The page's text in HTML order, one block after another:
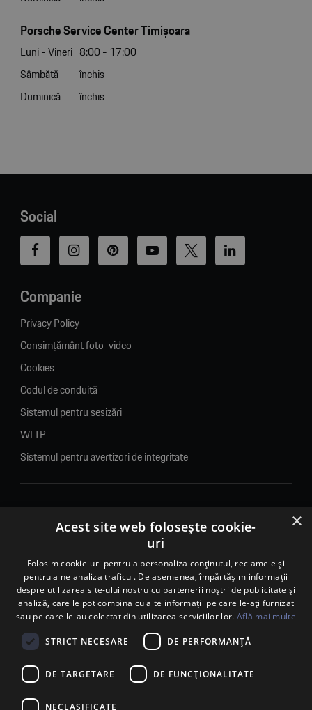
Porsche Service Center Timișoara
Luni - Vineri 8:00 - 17:00
Sâmbătă
închis
Duminică
închis
Social
Companie
Privacy Policy
Consimțământ foto-video
Cookies
Codul de conduită
Sistemul pentru sesizări
WLTP
Sistemul pentru avertizori de integritate
© 2026. Porsche Inter Auto Romania. Toate drepturile rezervate.
Porsche Inter Auto Romania SRL
RO22188461 J2007002067233
B-dul Pipera, nr. 2, Sala 1, Etaj 2, Voluntari, jud.Ilfov - sediu
social
B-dul Pipera, nr. 1/X, Centrul Porsche București – PCB,
Voluntari, jud. Ilfov – punct de lucru
Calea Lugojului, nr. 136, loc. Ghiroda, jud. Timiș – punct de
×
Acest site web folosește cookie-
uri
Folosim cookie-uri pentru a personaliza conținutul, reclamele și
pentru a ne analiza traficul. De asemenea, împărtășim informații
despre utilizarea site-ului nostru cu partenerii noștri de publicitate și
analiză, care le pot combina cu alte informații pe care le-ați furnizat
sau pe care le-au colectat din utilizarea serviciilor lor. Află mai multe
STRICT NECESARE DE PERFORMANȚĂ
DE TARGETARE DE FUNCŢIONALITATE
NECLASIFICATE